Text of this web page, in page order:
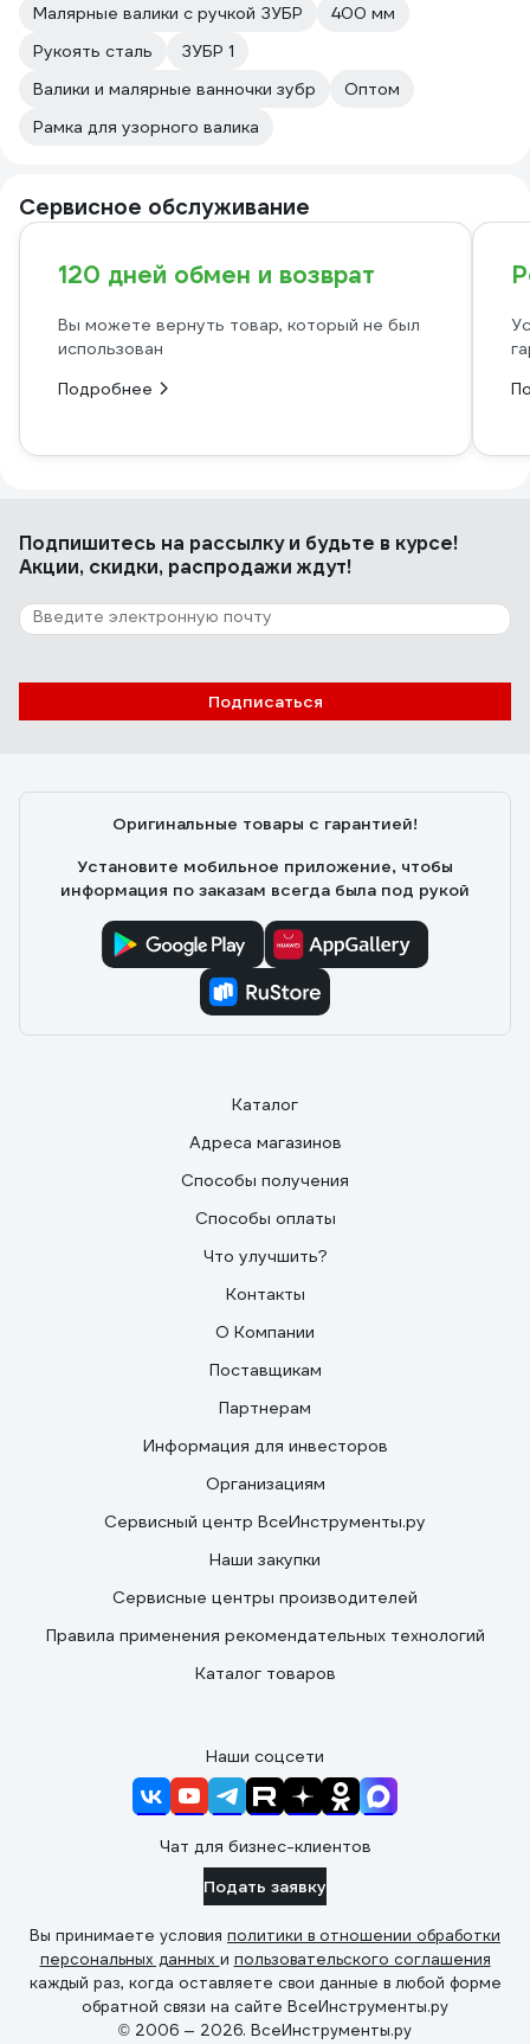
Малярные валики с ручкой ЗУБР
400 мм
Рукоять сталь
ЗУБР 1
Валики и малярные ванночки зубр
Оптом
Рамка для узорного валика
Сервисное обслуживание
120 дней обмен и возврат
Вы можете вернуть товар, который не был
использован
Подробнее
Подпишитесь на рассылкуи будьте в курсе!
Акции, скидки, распродажи ждут!
Подписаться
Оригинальные товары с гарантией!
Установите мобильное приложение, чтобы
информация по заказам всегда была под рукой
Каталог
Адреса магазинов
Способы получения
Способы оплаты
Что улучшить?
Контакты
О Компании
Поставщикам
Партнерам
Информация для инвесторов
Организациям
Сервисный центр ВсеИнструменты.ру
Наши закупки
Сервисные центры производителей
Правила применения рекомендательных технологий
Каталог товаров
Наши соцсети
Чат для бизнес-клиентов
Подать заявку
Вы принимаете условия политики в отношении обработки
персональных данных и пользовательского соглашения
каждый раз, когда оставляете свои данные в любой форме
обратной связи на сайте ВсеИнструменты.ру
© 2006 — 2026. ВсеИнструменты.ру